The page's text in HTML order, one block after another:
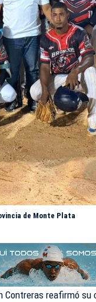
de Monte Plata
Contreras reafirmó